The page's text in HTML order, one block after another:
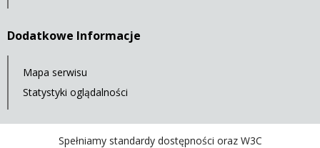
Dodatkowe Informacje
Mapa serwisu
Statystyki oglądalności
Spełniamy standardy dostępności oraz W3C